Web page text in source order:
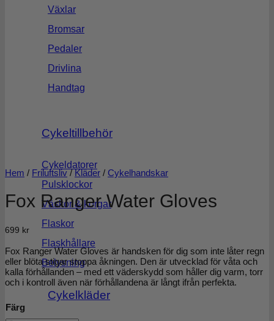
Växlar
Bromsar
Pedaler
Drivlina
Handtag
Cykeltillbehör
Cykeldatorer
Pulsklockor
Väskor & korgar
Flaskor
Flaskhållare
Belysning
Cykelkläder
Hem / Friluftsliv / Kläder / Cykelhandskar
Fox Ranger Water Gloves
699 kr
Fox Ranger Water Gloves är handsken för dig som inte låter regn
eller blöta stigar stoppa åkningen. Den är utvecklad för våta och
kalla förhållanden – med ett väderskydd som håller dig varm, torr
och i kontroll även när förhållandena är långt ifrån perfekta.
Färg